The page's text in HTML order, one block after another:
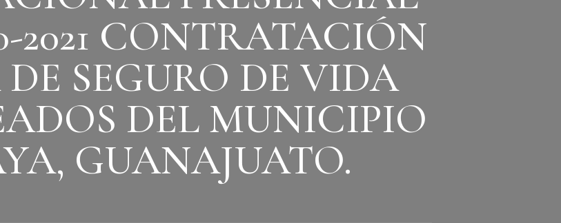
2021 CONTRATACIÓN
SEGURO DE VIDA
DEL MUNICIPIO
GUANAJUATO.